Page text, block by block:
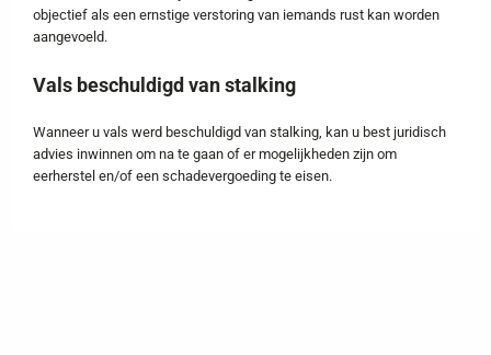
objectief als een ernstige verstoring van iemands rust kan worden
aangevoeld.
Vals beschuldigd van stalking
Wanneer u vals werd beschuldigd van stalking, kan u best juridisch
advies inwinnen om na te gaan of er mogelijkheden zijn om
eerherstel en/of een schadevergoeding te eisen.